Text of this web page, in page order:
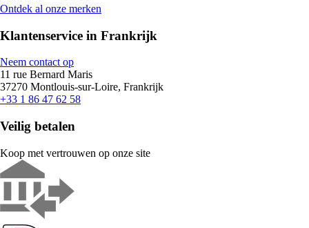
Ontdek al onze merken
Klantenservice in Frankrijk
Neem contact op
11 rue Bernard Maris
37270 Montlouis-sur-Loire, Frankrijk
+33 1 86 47 62 58
Veilig betalen
Koop met vertrouwen op onze site